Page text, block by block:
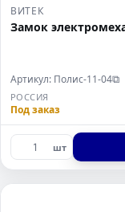
ВИТЕК
Замок
Артикул: Полис-11-04⧉
РОССИЯ
Под заказ
шт